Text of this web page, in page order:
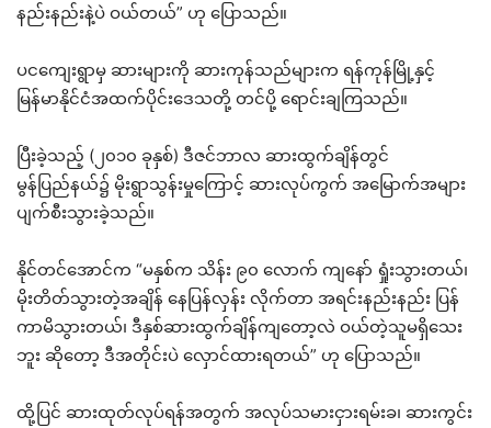
နည်းနည်းနဲ့ပဲ ဝယ်တယ်” ဟု ပြောသည်။
ပငကျေးရွာမှ ဆားများကို ဆားကုန်သည်များက ရန်ကုန်မြို့နှင့်
မြန်မာနိုင်ငံအထက်ပိုင်းဒေသတို့ တင်ပို့ ရောင်းချကြသည်။
ပြီးခဲ့သည့် (၂၀၁၀ ခုနှစ်) ဒီဇင်ဘာလ ဆားထွက်ချိန်တွင်
မွန်ပြည်နယ်၌ မိုးရွာသွန်းမှုကြောင့် ဆားလုပ်ကွက် အမြောက်အများ
ပျက်စီးသွားခဲ့သည်။
နိုင်တင်အောင်က “မနှစ်က သိန်း ၉၀ လောက် ကျနော် ရှုံးသွားတယ်၊
မိုးတိတ်သွားတဲ့အချိန် နေပြန်လှန်း လိုက်တာ အရင်းနည်းနည်း ပြန်
ကာမိသွားတယ်၊ ဒီနှစ်ဆားထွက်ချိန်ကျတော့လဲ ဝယ်တဲ့သူမရှိသေး
ဘူး ဆိုတော့ ဒီအတိုင်းပဲ လှောင်ထားရတယ်” ဟု ပြောသည်။
ထို့ပြင် ဆားထုတ်လုပ်ရန်အတွက် အလုပ်သမားငှားရမ်းခ၊ ဆားကွင်း